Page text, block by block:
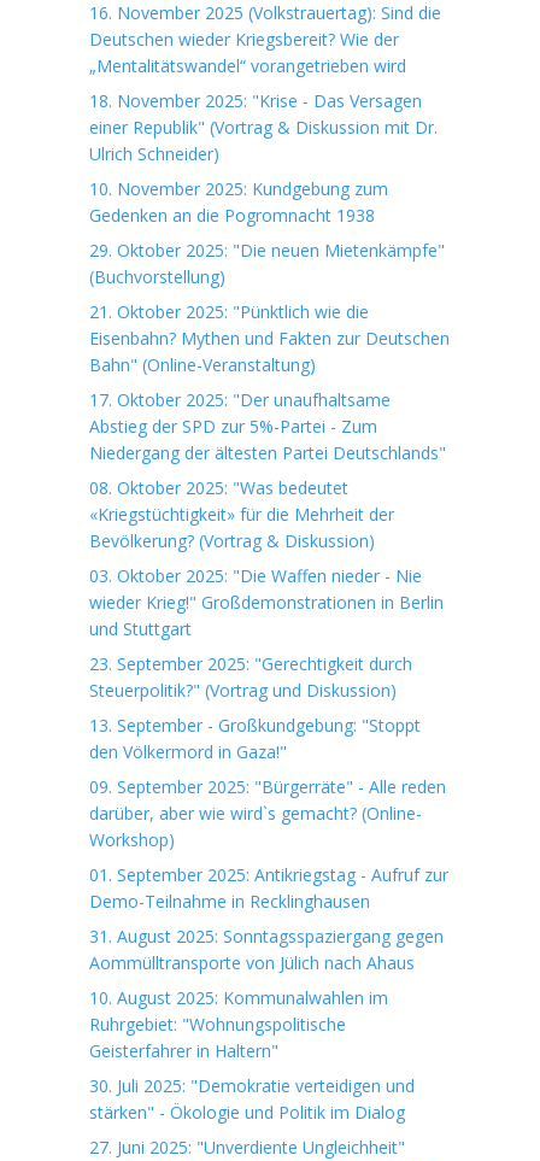
16. November 2025 (Volkstrauertag): Sind die
Deutschen wieder Kriegsbereit? Wie der
„Mentalitätswandel“ vorangetrieben wird
18. November 2025: "Krise - Das Versagen
einer Republik" (Vortrag & Diskussion mit Dr.
Ulrich Schneider)
10. November 2025: Kundgebung zum
Gedenken an die Pogromnacht 1938
29. Oktober 2025: "Die neuen Mietenkämpfe"
(Buchvorstellung)
21. Oktober 2025: "Pünktlich wie die
Eisenbahn? Mythen und Fakten zur Deutschen
Bahn" (Online-Veranstaltung)
17. Oktober 2025: "Der unaufhaltsame
Abstieg der SPD zur 5%-Partei - Zum
Niedergang der ältesten Partei Deutschlands"
08. Oktober 2025: "Was bedeutet
«Kriegstüchtigkeit» für die Mehrheit der
Bevölkerung? (Vortrag & Diskussion)
03. Oktober 2025: "Die Waffen nieder - Nie
wieder Krieg!" Großdemonstrationen in Berlin
und Stuttgart
23. September 2025: "Gerechtigkeit durch
Steuerpolitik?" (Vortrag und Diskussion)
13. September - Großkundgebung: "Stoppt
den Völkermord in Gaza!"
09. September 2025: "Bürgerräte" - Alle reden
darüber, aber wie wird`s gemacht? (Online-
Workshop)
01. September 2025: Antikriegstag - Aufruf zur
Demo-Teilnahme in Recklinghausen
31. August 2025: Sonntagsspaziergang gegen
Aommülltransporte von Jülich nach Ahaus
10. August 2025: Kommunalwahlen im
Ruhrgebiet: "Wohnungspolitische
Geisterfahrer in Haltern"
30. Juli 2025: "Demokratie verteidigen und
stärken" - Ökologie und Politik im Dialog
27. Juni 2025: "Unverdiente Ungleichheit"